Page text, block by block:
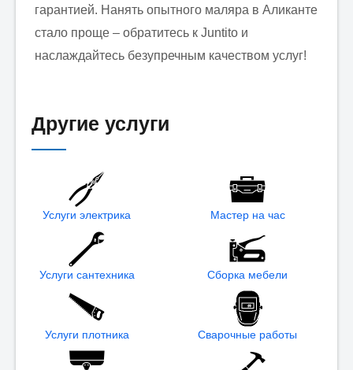
гарантией. Нанять опытного маляра в Аликанте
стало проще – обратитесь к Juntito и
наслаждайтесь безупречным качеством услуг!
Другие услуги
Услуги электрика
Услуги сантехника
Услуги плотника
Мастер на час
Сборка мебели
Сварочные работы